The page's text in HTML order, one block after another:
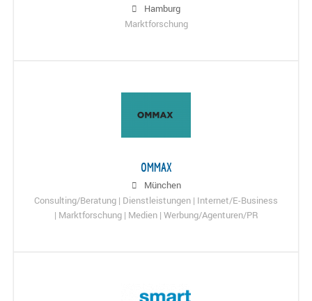
Hamburg
Marktforschung
OMMAX
München
Consulting/Beratung | Dienstleistungen | Internet/E-Business
| Marktforschung | Medien | Werbung/Agenturen/PR